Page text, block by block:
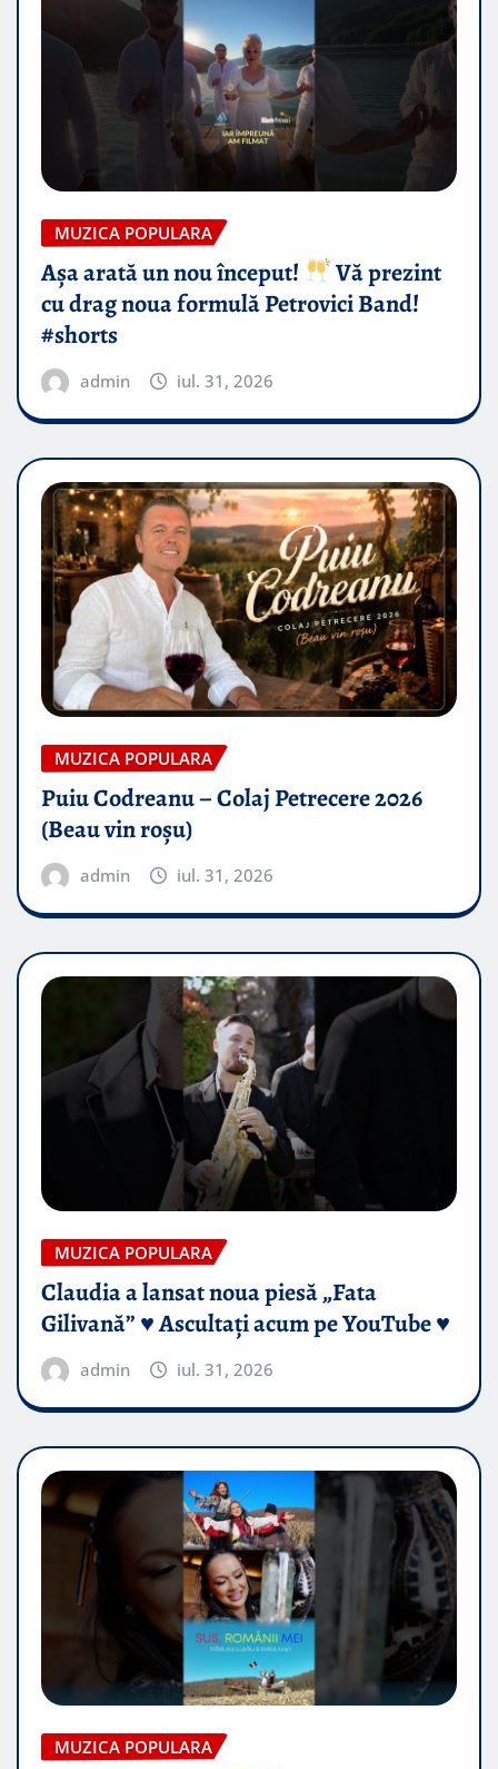
MUZICA POPULARA
Așa arată un nou început!
Vă prezint
cu drag noua formulă Petrovici Band!
#shorts
admin iul. 31, 2026
MUZICA POPULARA
Puiu Codreanu – Colaj Petrecere 2026
(Beau vin roșu)
admin iul. 31, 2026
MUZICA POPULARA
Claudia a lansat noua piesă „Fata
Gilivană” ♥️ Ascultați acum pe YouTube ♥️
admin iul. 31, 2026
MUZICA POPULARA